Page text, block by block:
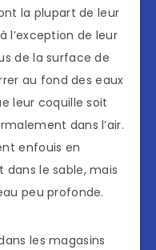
la plupart de leur
l’exception de leur
de la surface de
au fond des eaux
leur coquille soit
dans l’air.
enfouis en
le sable, mais
peu profonde.
les magasins